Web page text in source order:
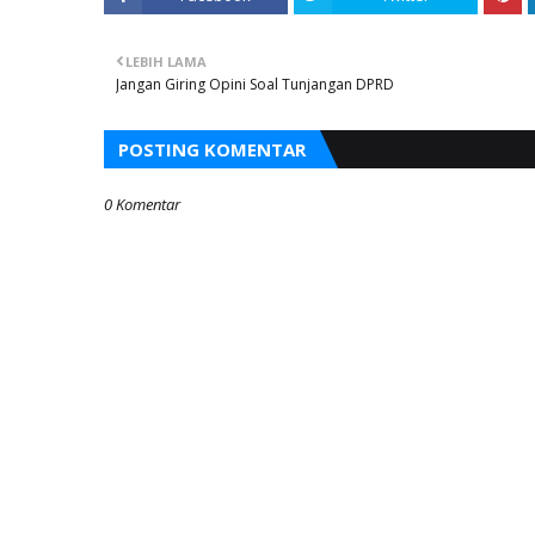
LEBIH LAMA
Jangan Giring Opini Soal Tunjangan DPRD
POSTING KOMENTAR
0 Komentar